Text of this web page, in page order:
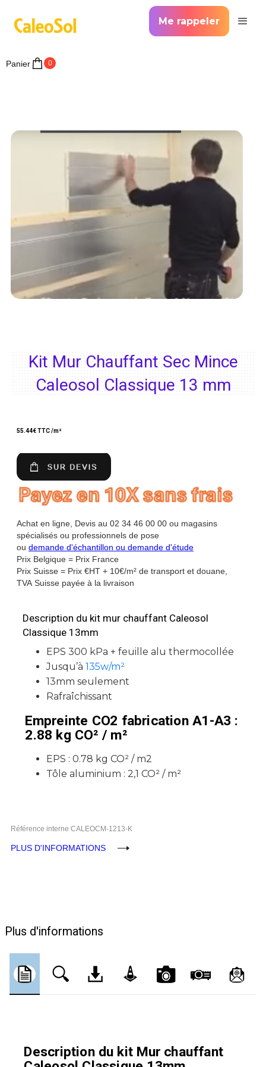
Me rappeler
Panier 0
Accueil >Mur chauffant rafraîchissant
Kit Mur Chauffant Sec Mince
Caleosol Classique 13 mm
55.44€ TTC /m²
Achat en ligne, Devis au 02 34 46 00 00 ou magasins
spécialisés ou professionnels de pose
ou demande d'échantillon ou demande d'étude
Prix Belgique = Prix France
Prix Suisse = Prix €HT + 10€/m² de transport et douane,
TVA Suisse payée à la livraison
Description du kit mur chauffant Caleosol
Classique 13mm
EPS 300 kPa + feuille alu thermocollée
Jusqu’à 135w/m²
13mm seulement
Rafraîchissant
Empreinte CO2 fabrication A1-A3 :
2.88 kg CO² / m²
EPS : 0.78 kg CO² / m2
Tôle aluminium : 2,1 CO² / m²
Référence interne CALEOCM-1213-K
PLUS D'INFORMATIONS
Plus d'informations
Description du kit Mur chauffant